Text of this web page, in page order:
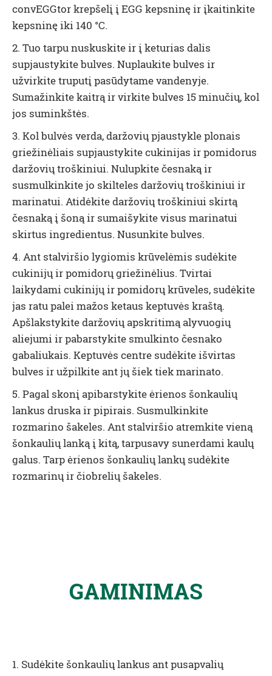
convEGGtor krepšelį į EGG kepsninę ir įkaitinkite
kepsninę iki 140 °C.
2. Tuo tarpu nuskuskite ir į keturias dalis
supjaustykite bulves. Nuplaukite bulves ir
užvirkite truputį pasūdytame vandenyje.
Sumažinkite kaitrą ir virkite bulves 15 minučių, kol
jos suminkštės.
3. Kol bulvės verda, daržovių pjaustykle plonais
griežinėliais supjaustykite cukinijas ir pomidorus
daržovių troškiniui. Nulupkite česnaką ir
susmulkinkite jo skilteles daržovių troškiniui ir
marinatui. Atidėkite daržovių troškiniui skirtą
česnaką į šoną ir sumaišykite visus marinatui
skirtus ingredientus. Nusunkite bulves.
4. Ant stalviršio lygiomis krūvelėmis sudėkite
cukinijų ir pomidorų griežinėlius. Tvirtai
laikydami cukinijų ir pomidorų krūveles, sudėkite
jas ratu palei mažos ketaus keptuvės kraštą.
Apšlakstykite daržovių apskritimą alyvuogių
aliejumi ir pabarstykite smulkinto česnako
gabaliukais. Keptuvės centre sudėkite išvirtas
bulves ir užpilkite ant jų šiek tiek marinato.
5. Pagal skonį apibarstykite ėrienos šonkaulių
lankus druska ir pipirais. Susmulkinkite
rozmarino šakeles. Ant stalviršio atremkite vieną
šonkaulių lanką į kitą, tarpusavy sunerdami kaulų
galus. Tarp ėrienos šonkaulių lankų sudėkite
rozmarinų ir čiobrelių šakeles.
GAMINIMAS
1. Sudėkite šonkaulių lankus ant pusapvalių